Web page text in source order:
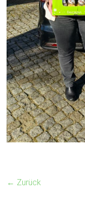
← Zurück